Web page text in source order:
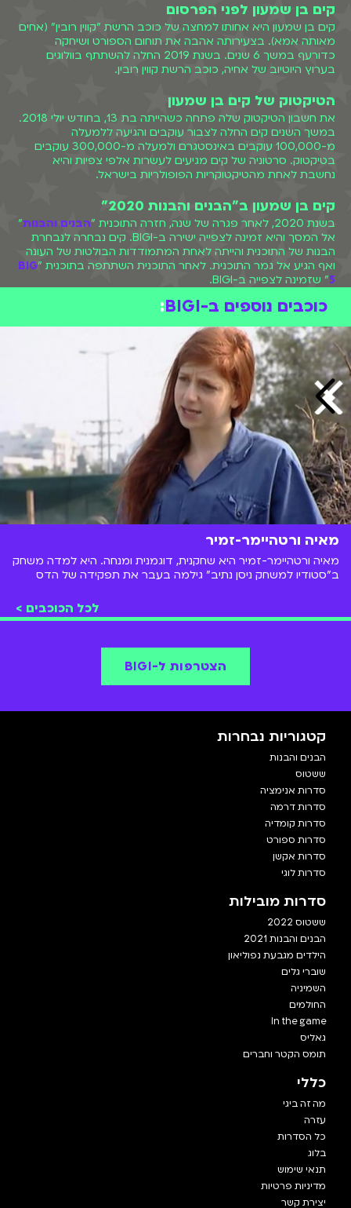
קים בן שמעון לפני הפרסום
קים בן שמעון היא אחותו למחצה של כוכב הרשת "קווין רובין" (אחים
מאותה אמא). בצעירותה אהבה את תוחום הספורט ושיחקה
כדורעף במשך 6 שנים. בשנת 2019 החלה להשתתף בוולוגים
בערוץ היוטיוב של אחיה, כוכב הרשת קווין רובין.
הטיקטוק של קים בן שמעון
את חשבון הטיקטוק שלה פתחה כשהייתה בת 13, בחודש יולי 2018.
במשך השנים קים החלה לצבור עוקבים והגיעה ללמעלה
מ-100,000 עוקבים באינסטגרם ולמעלה מ-300,000 עוקבים
בטיקטוק. סרטוניה של קים מגיעים לעשרות אלפי צפיות והיא
נחשבת לאחת מהטיקטוקריות הפופולריות בישראל.
קים בן שמעון ב"הבנים והבנות 2020"
בשנת 2020, לאחר פגרה של שנה, חזרה התוכנית " הבנים והבנות"
אל המסך והיא זמינה לצפייה ישירה ב-BIGI. קים נבחרה לנבחרת
הבנות של התוכנית והייתה לאחת המתמודדות הבולטות של העונה
ואף הגיע אל גמר התוכנית. לאחר התוכנית השתתפה בתוכנית "BIG
5" שזמינה לצפייה ב-BIGI.
כוכבים נוספים ב-BIGI :
מאיה ורטהיימר-זמיר
מאיה ורטהיימר-זמיר היא שחקנית, דוגמנית ומנחה. היא למדה משחק
ב"סטודיו למשחק ניסן נתיב" גילמה בעבר את תפקידה של הדס
לכל הכוכבים >
הצטרפות ל-BIGI
קטגוריות נבחרות
הבנים והבנות
ששטוס
סדרות אנימציה
סדרות דרמה
סדרות קומדיה
סדרות ספורט
סדרות אקשן
סדרות לוגי
סדרות מובילות
ששטוס 2022
הבנים והבנות 2021
הילדים מגבעת נפוליאון
שוברי גלים
השמיניה
החולמים
In the game
גאליס
תומס הקטר וחברים
כללי
מה זה ביגי
עזרה
כל הסדרות
בלוג
תנאי שימוש
מדיניות פרטיות
יצירת קשר